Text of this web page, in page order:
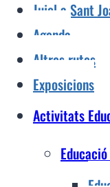
Jujol a Sant
Agenda
Altres rutes
Exposicions
Activitats